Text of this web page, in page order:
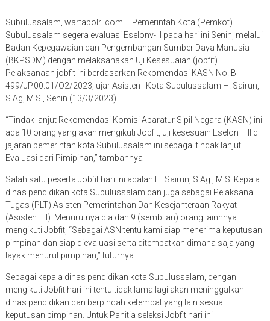
Subulussalam, wartapolri.com – Pemerintah Kota (Pemkot)
Subulussalam segera evaluasi Eselonv- II pada hari ini Senin, melalui
Badan Kepegawaian dan Pengembangan Sumber Daya Manusia
(BKPSDM) dengan melaksanakan Uji Kesesuaian (jobfit).
Pelaksanaan jobfit ini berdasarkan Rekomendasi KASN No. B-
499/JP.00.01/O2/2023, ujar Asisten I Kota Subulussalam H. Sairun,
S.Ag, M.Si, Senin (13/3/2023).
“Tindak lanjut Rekomendasi Komisi Aparatur Sipil Negara (KASN) ini
ada 10 orang yang akan mengikuti Jobfit, uji kesesuain Eselon – II di
jajaran pemerintah kota Subulussalam ini sebagai tindak lanjut
Evaluasi dari Pimipinan,” tambahnya
Salah satu peserta Jobfit hari ini adalah H. Sairun, S.Ag., M.Si Kepala
dinas pendidikan kota Subulussalam dan juga sebagai Pelaksana
Tugas (PLT) Asisten Pemerintahan Dan Kesejahteraan Rakyat
(Asisten – I). Menurutnya dia dan 9 (sembilan) orang lainnnya
mengikuti Jobfit, “Sebagai ASN tentu kami siap menerima keputusan
pimpinan dan siap dievaluasi serta ditempatkan dimana saja yang
layak menurut pimpinan,” tuturnya
Sebagai kepala dinas pendidikan kota Subulussalam, dengan
mengikuti Jobfit hari ini tentu tidak lama lagi akan meninggalkan
dinas pendidikan dan berpindah ketempat yang lain sesuai
keputusan pimpinan. Untuk Panitia seleksi Jobfit hari ini